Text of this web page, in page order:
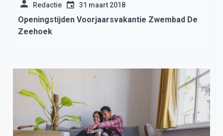
Redactie 31 maart 2018
Openingstijden Voorjaarsvakantie Zwembad De
Zeehoek